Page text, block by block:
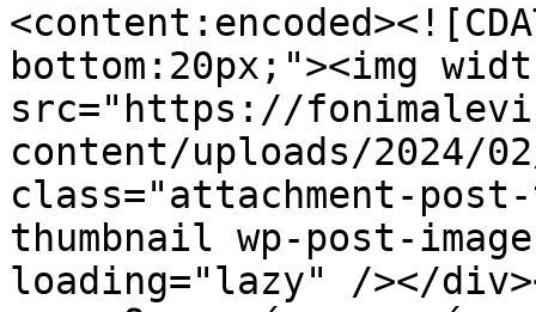
bottom:20px;"><img
src="https://
content/uploads/2024/
class="attachment-
thumbnail wp-post-
loading="lazy" /></